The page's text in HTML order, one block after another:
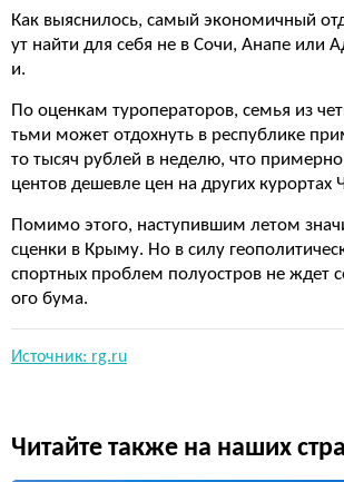
Как выяснилось, самый экономичный
ут найти для себя не в Сочи, Анапе или
и.
По оценкам туроператоров, семья из
тьми может отдохнуть в республике
то тысяч рублей в неделю, что
центов дешевле цен на других курортах
Помимо этого, наступившим летом
сценки в Крыму. Но в силу
спортных проблем полуостров не ждет
ого бума.
Источник: rg.ru
Читайте также на наших